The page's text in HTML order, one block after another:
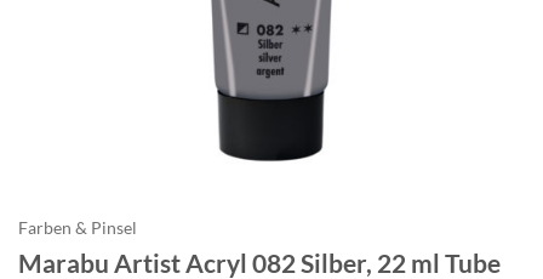
Farben & Pinsel
Marabu Artist Acryl 082 Silber, 22 ml Tube